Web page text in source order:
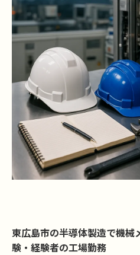
東広島市の半導体製造で機械
験・経験者の工場勤務